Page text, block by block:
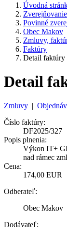
Úvodná
Zverejňovanie
Povinné
Obec Makov
Zmluvy,
Faktúry
Detail faktúry
Detail
Zmluvy |
Číslo faktúry:
DF2025/327
Popis plnenia:
Výkon IT+
nad rámec
Cena:
174,00 EUR
Odberateľ:
Obec Makov
Dodávateľ: